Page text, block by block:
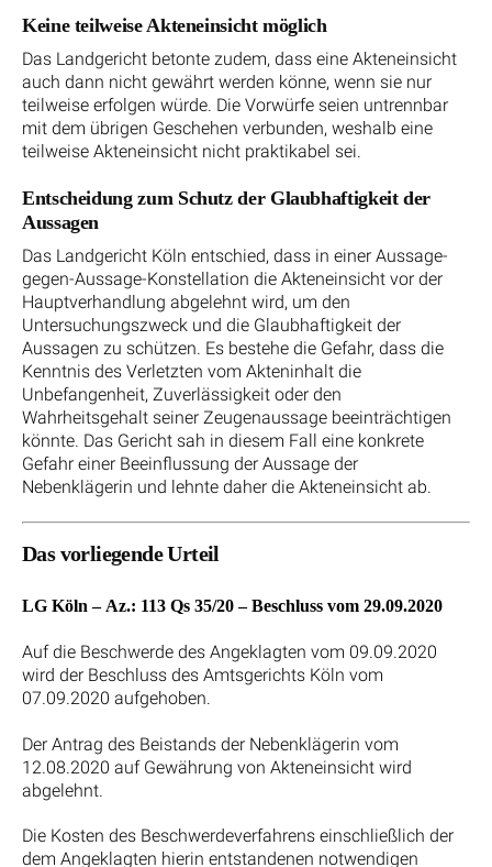
Keine teilweise Akteneinsicht möglich
Das Landgericht betonte zudem, dass eine Akteneinsicht
auch dann nicht gewährt werden könne, wenn sie nur
teilweise erfolgen würde. Die Vorwürfe seien untrennbar
mit dem übrigen Geschehen verbunden, weshalb eine
teilweise Akteneinsicht nicht praktikabel sei.
Entscheidung zum Schutz der Glaubhaftigkeit der
Aussagen
Das Landgericht Köln entschied, dass in einer Aussage-
gegen-Aussage-Konstellation die Akteneinsicht vor der
Hauptverhandlung abgelehnt wird, um den
Untersuchungszweck und die Glaubhaftigkeit der
Aussagen zu schützen. Es bestehe die Gefahr, dass die
Kenntnis des Verletzten vom Akteninhalt die
Unbefangenheit, Zuverlässigkeit oder den
Wahrheitsgehalt seiner Zeugenaussage beeinträchtigen
könnte. Das Gericht sah in diesem Fall eine konkrete
Gefahr einer Beeinflussung der Aussage der
Nebenklägerin und lehnte daher die Akteneinsicht ab.
Das vorliegende Urteil
LG Köln – Az.: 113 Qs 35/20 – Beschluss vom 29.09.2020
Auf die Beschwerde des Angeklagten vom 09.09.2020
wird der Beschluss des Amtsgerichts Köln vom
07.09.2020 aufgehoben.
Der Antrag des Beistands der Nebenklägerin vom
12.08.2020 auf Gewährung von Akteneinsicht wird
abgelehnt.
Die Kosten des Beschwerdeverfahrens einschließlich der
dem Angeklagten hierin entstandenen notwendigen